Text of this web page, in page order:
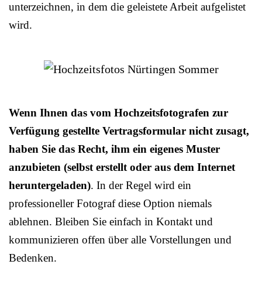
unterzeichnen, in dem die geleistete Arbeit aufgelistet
wird.
Wenn Ihnen das vom Hochzeitsfotografen zur
Verfügung gestellte Vertragsformular nicht zusagt,
haben Sie das Recht, ihm ein eigenes Muster
anzubieten (selbst erstellt oder aus dem Internet
heruntergeladen). In der Regel wird ein
professioneller Fotograf diese Option niemals
ablehnen. Bleiben Sie einfach in Kontakt und
kommunizieren offen über alle Vorstellungen und
Bedenken.